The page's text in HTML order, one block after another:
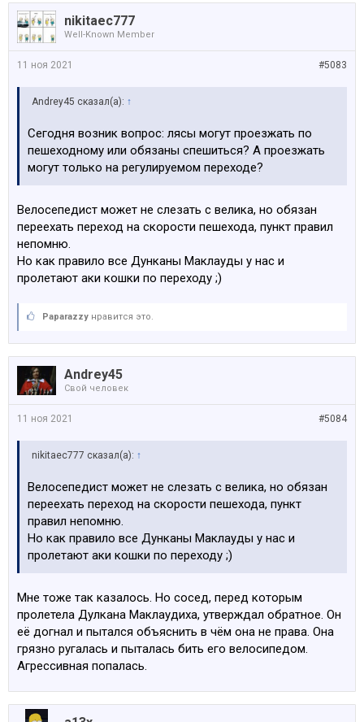
nikitaec777
Well-Known Member
#5083
11 ноя 2021
Andrey45 сказал(а): ↑
Сегодня возник вопрос: лясы могут проезжать по
пешеходному или обязаны спешиться? А проезжать
могут только на регулируемом переходе?
Велосепедист может не слезать с велика, но обязан
переехать переход на скорости пешехода, пункт правил
непомню.
Но как правило все Дунканы Маклауды у нас и
пролетают аки кошки по переходу ;)
Paparazzy нравится это.
Andrey45
Свой человек
#5084
11 ноя 2021
nikitaec777 сказал(а): ↑
Велосепедист может не слезать с велика, но обязан
переехать переход на скорости пешехода, пункт
правил непомню.
Но как правило все Дунканы Маклауды у нас и
пролетают аки кошки по переходу ;)
Мне тоже так казалось. Но сосед, перед которым
пролетела Дулкана Маклаудиха, утверждал обратное. Он
её догнал и пытался объяснить в чём она не права. Она
грязно ругалась и пыталась бить его велосипедом.
Агрессивная попалась.